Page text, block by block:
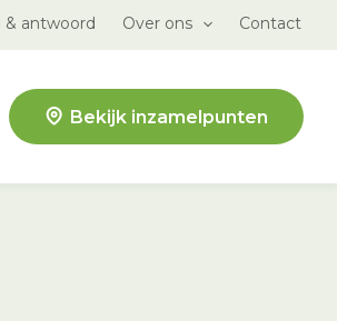
& antwoord Over ons Contact
Bekijk inzamelpunten